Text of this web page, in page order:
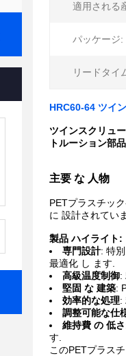
適用される
パッケージ:
リードタイ
HRC60-64 ツイ
ツインスクリュ
トルーション部品
主要 な 人物
PETプラスチッ
に 設計されてい
製品 ハイライト:
専門設計: 特
最適化 し ます.
高級温度制御:
堅固 な 建築:
効率的な処理:
調整可能な仕
維持費 の 低さ
す.
このPETプラス